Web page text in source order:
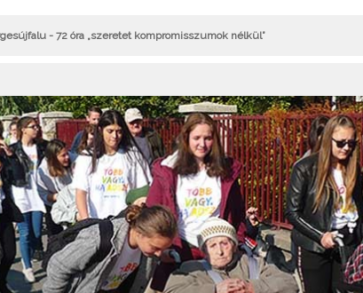
- 72 óra „szeretet kompromisszumok nélkül”